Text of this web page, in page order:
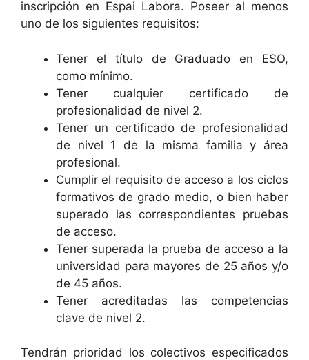
inscripción en Espai Labora. Poseer al menos
uno de los siguientes requisitos:
Tener el título de Graduado en ESO,
como mínimo.
Tener cualquier certificado de
profesionalidad de nivel 2.
Tener un certificado de profesionalidad
de nivel 1 de la misma familia y área
profesional.
Cumplir el requisito de acceso a los ciclos
formativos de grado medio, o bien haber
superado las correspondientes pruebas
de acceso.
Tener superada la prueba de acceso a la
universidad para mayores de 25 años y/o
de 45 años.
Tener acreditadas las competencias
clave de nivel 2.
Tendrán prioridad los colectivos especificados